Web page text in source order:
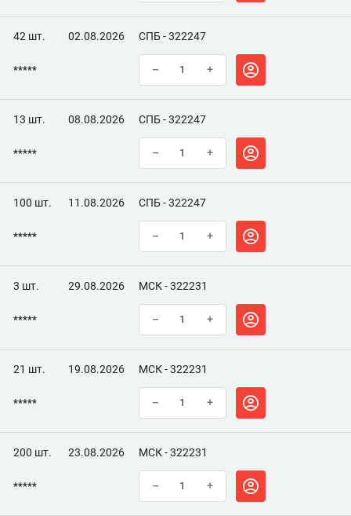
42 шт. 02.08.2026 СПБ - 322247
***** – +
13 шт. 08.08.2026 СПБ - 322247
***** – +
100 шт. 11.08.2026 СПБ - 322247
***** – +
3 шт. 29.08.2026 МСК - 322231
***** – +
21 шт. 19.08.2026 МСК - 322231
***** – +
200 шт. 23.08.2026 МСК - 322231
***** – +